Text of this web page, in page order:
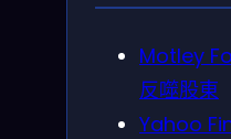
Motley
反噬股東
Yahoo